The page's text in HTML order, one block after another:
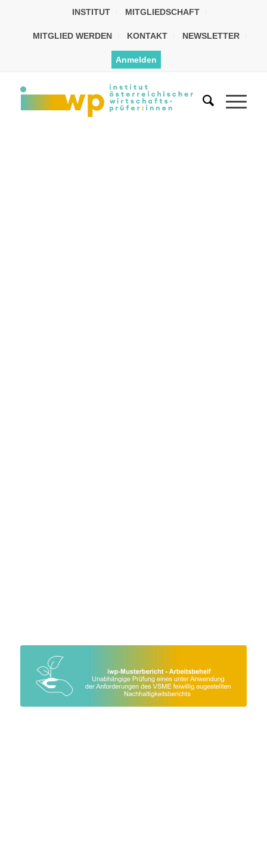
INSTITUT MITGLIEDSCHAFT
MITGLIED WERDEN KONTAKT NEWSLETTER
Anmelden